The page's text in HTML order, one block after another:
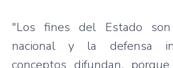
"Los fines del Estado
nacional y la defensa
conceptos difundan,